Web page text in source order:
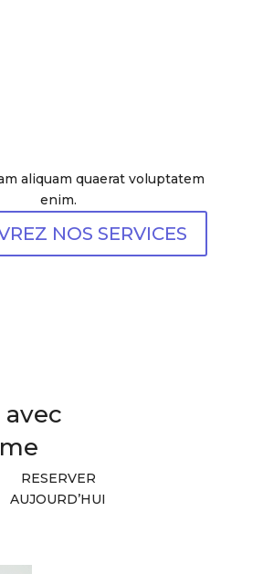
aliquam quaerat voluptatem
enim.
NOS SERVICES
avec
RESERVER
AUJOURD’HUI